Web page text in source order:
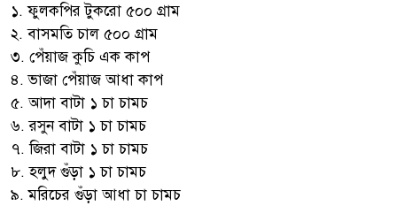
১. ফুলকপির টুকরো ৫০০ গ্রাম
২. বাসমতি চাল ৫০০ গ্রাম
৩. পেঁয়াজ কুচি এক কাপ
৪. ভাজা পেঁয়াজ আধা কাপ
৫. আদা বাটা ১ চা চামচ
৬. রসুন বাটা ১ চা চামচ
৭. জিরা বাটা ১ চা চামচ
৮. হলুদ গুঁড়া ১ চা চামচ
৯. মরিচের গুঁড়া আধা চা চামচ